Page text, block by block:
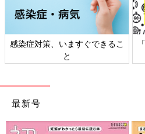
盆栽は、ベランダやお庭などの日
き、毎日観察しながら水やりしまし
日3回、冬は2日に1回（常緑樹は1
日差しを和らげ、冬は軒下で霜と
りをしながら、樹々の成長の変化
感染症対策、いますぐできるこ
と
最新号